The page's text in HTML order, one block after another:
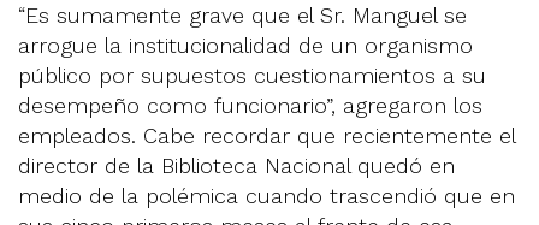
“Es sumamente grave que el Sr. Manguel se
arrogue la institucionalidad de un organismo
público por supuestos cuestionamientos a su
desempeño como funcionario”, agregaron los
empleados. Cabe recordar que recientemente el
director de la Biblioteca Nacional quedó en
medio de la polémica cuando trascendió que en